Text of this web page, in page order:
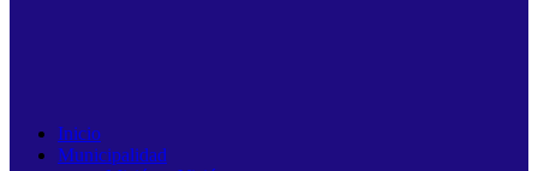
Inicio
Municipalidad